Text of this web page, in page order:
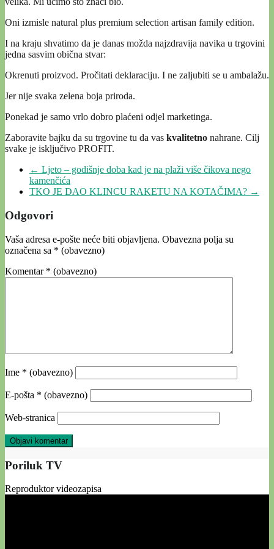
Oni izmisle natural plus premium selection artisan family edition.
I na kraju shvatimo da je danas možda najzdravija navika u trgovini
jedna sasvim obična stvar:
Okrenuti proizvod. Pročitati deklaraciju. I ne zaljubiti se u ambalažu.
Jer nije svaka zelena boja priroda.
Ponekad je samo vrlo dobro plaćeni odjel marketinga.
Zaboravite bajku da su trgovine tu da vas kvalitetno nahrane. Cilj
svake je isključivo PROFIT.
← Ljeto – godišnje doba kad je na plaži više čikova nego
kamenčića
TKO JE DAO KLINCU RAKETU NA KOTAČIMA? →
Odgovori
Vaša adresa e-pošte neće biti objavljena. Obavezna polja su
označena sa * (obavezno)
Komentar * (obavezno)
Ime * (obavezno)
E-pošta * (obavezno)
Web-stranica
Poriluk TV
Reproduktor videozapisa